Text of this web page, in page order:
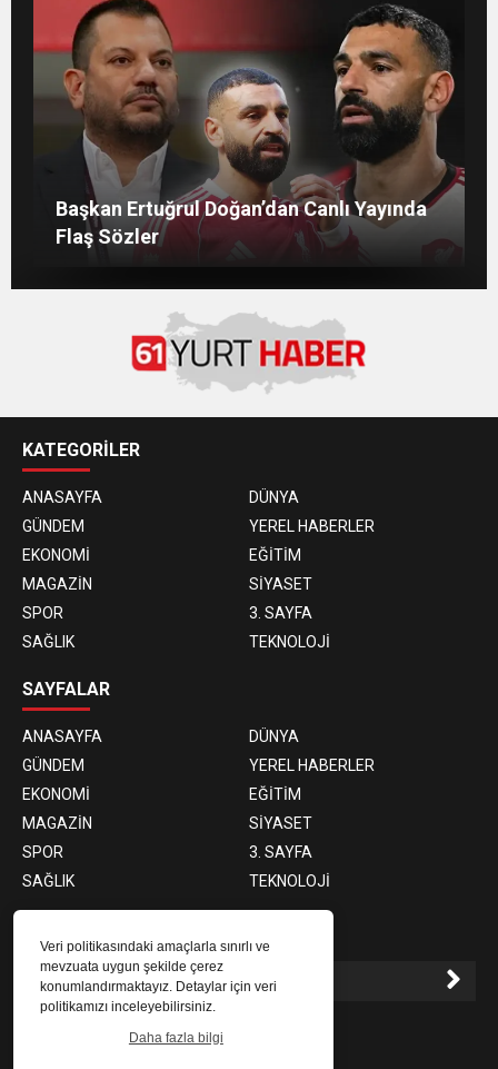
Veri politikasındaki amaçlarla sınırlı ve
mevzuata uygun şekilde çerez
konumlandırmaktayız. Detaylar için veri
politikamızı inceleyebilirsiniz.
Daha fazla bilgi
Mohamed Salah’ın Trabzon’da İlk Sözleri!
Başkan Ertuğrul Doğan’dan Canlı Yayında
Flaş Sözler
Salah’ın Trabzon Programı Netleşti!
MANİFEST’İN İLK OTEL KONSERİ 7
AĞUSTOS’TA ANTALYA’DA
KATEGORİLER
ANASAYFA
DÜNYA
GÜNDEM
YEREL HABERLER
EKONOMİ
EĞİTİM
MAGAZİN
SİYASET
SPOR
3. SAYFA
SAĞLIK
TEKNOLOJİ
SAYFALAR
ANASAYFA
DÜNYA
GÜNDEM
YEREL HABERLER
EKONOMİ
EĞİTİM
MAGAZİN
SİYASET
SPOR
3. SAYFA
SAĞLIK
TEKNOLOJİ